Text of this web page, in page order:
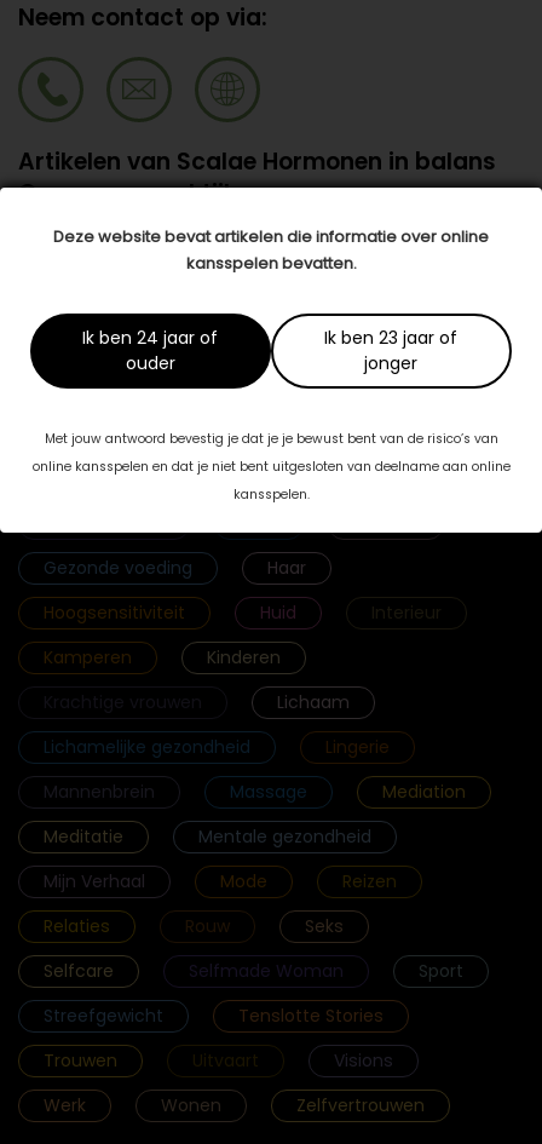
Deze website bevat artikelen die informatie over online
kansspelen bevatten.
Ik ben 24 jaar of
ouder
Ik ben 23 jaar of
jonger
Met jouw antwoord bevestig je dat je je bewust bent van de risico’s van
online kansspelen en dat je niet bent uitgesloten van deelname aan online
kansspelen.
Neem contact op via:
Artikelen van Scalae Hormonen in balans
Overgangspraktijk
Vervroegd in de overgang…
Er zijn vrouwen die op een andere leeftijd
>
Categorieën
Gezonde voeding
Haar
Hoogsensitiviteit
Huid
Interieur
Kamperen
Kinderen
Lichaam
Lichamelijke gezondheid
Lingerie
Mannenbrein
Massage
Mediation
Meditatie
Mentale gezondheid
Mijn Verhaal
Mode
Reizen
Relaties
Rouw
Seks
Selfcare
Selfmade Woman
Sport
Streefgewicht
Tenslotte Stories
Trouwen
Uitvaart
Visions
Werk
Wonen Zelfvertrouwen